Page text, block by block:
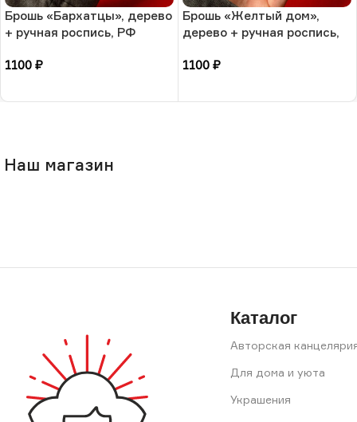
Брошь «Бархатцы», дерево
+ ручная роспись, РФ
1100 ₽
Брошь «Желтый дом»,
дерево + ручная роспись,
1100 ₽
Наш магазин
Каталог
Авторская
Для дома и уюта
Украшения